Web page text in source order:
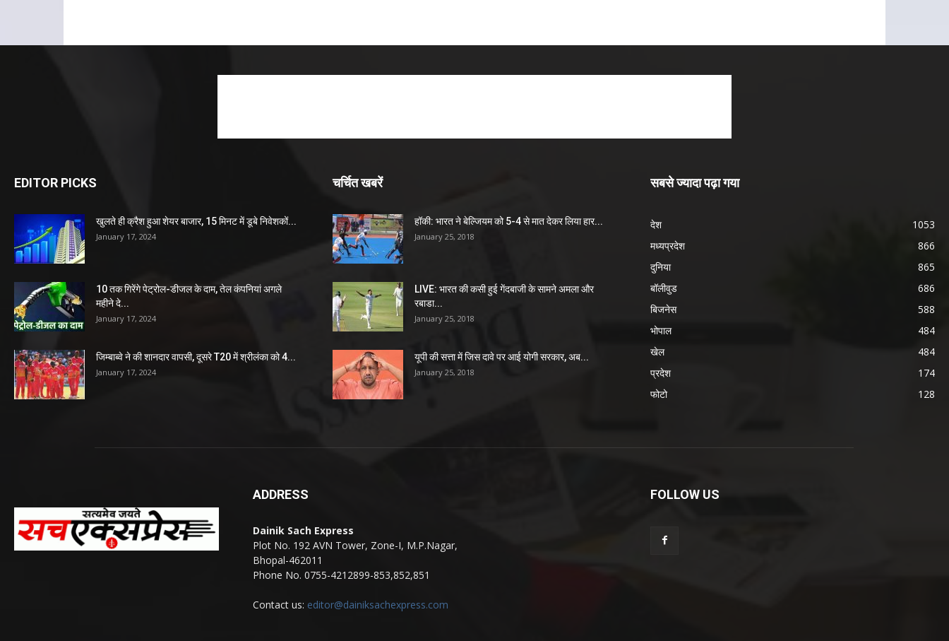
EDITOR PICKS
खुलते ही क्रैश हुआ शेयर बाजार, 15 मिनट में डूबे निवेशकों...
January 17, 2024
10 तक गिरेंगे पेट्रोल-डीजल के दाम, तेल कंपनियां अगले
महीने दे...
January 17, 2024
जिम्बाब्वे ने की शानदार वापसी, दूसरे T20 में श्रीलंका को 4...
January 17, 2024
चर्चित खबरें
हॉकी: भारत ने बेल्जियम को 5-4 से मात देकर लिया हार...
January 25, 2018
LIVE: भारत की कसी हुई गेंदबाजी के सामने अमला और
रबाडा...
January 25, 2018
यूपी की सत्ता में जिस दावे पर आई योगी सरकार, अब...
January 25, 2018
सबसे ज्यादा पढ़ा गया
देश
1053
मध्यप्रदेश
866
दुनिया
865
बॉलीवुड
686
बिजनेस
588
भोपाल
484
खेल
484
प्रदेश
174
फोटो
128
ADDRESS
Dainik Sach Express
Plot No. 192 AVN Tower, Zone-I, M.P.Nagar,
Bhopal-462011
Phone No. 0755-4212899-853,852,851
Contact us: editor@dainiksachexpress.com
FOLLOW US